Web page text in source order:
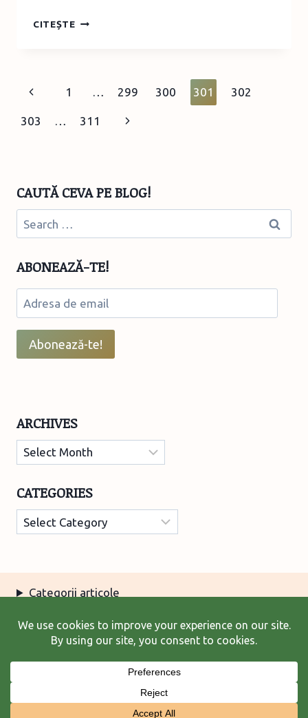
CITEȘTEDINCOLO
Page
navigation
Previous
Page
1 … 299 300 301 302
303 … 311
Next
CAUTĂ CEVA PE BLOG!
Search
for:
ABONEAZĂ-TE!
Adresa
de
email
Abonează-te!
ARCHIVES
Archives
CATEGORIES
Categories
Categorii articole
Arhiva articole